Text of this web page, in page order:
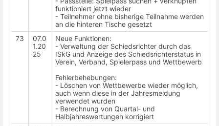
funktioniert jetzt wieder
- Teilnehmer ohne bisherige Teilnahme werden
an die hinteren Tische gesetzt
73
07.0
1.20
25
Neue Funktionen:
- Verwaltung der Schiedsrichter durch das
ISkG und Anzeige des Schiedsrichterstatus in
Verein, Verband, Spielerpass und Wettbewerb
Fehlerbehebungen:
- Löschen von Wettbewerbe wieder möglich,
auch wenn diese in der Jahresmeldung
verwendet wurden
- Berechnung von Quartal- und
Halbjahreswertungen korrigiert